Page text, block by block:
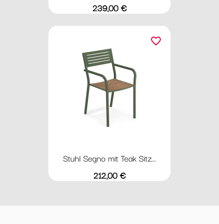
Preis
239,00 €
Stuhl Segno mit Teak Sitz...
Preis
212,00 €
favorite_border